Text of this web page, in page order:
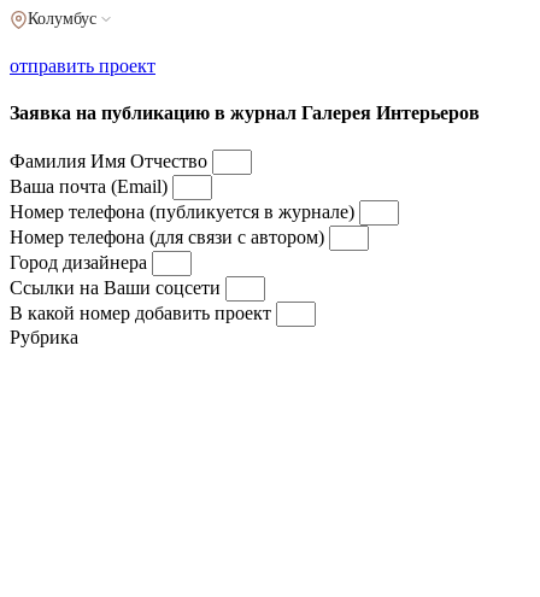
Колумбус
отправить проект
Заявка на публикацию в журнал Галерея Интерьеров
Фамилия Имя Отчество
Ваша почта (Email)
Номер телефона (публикуется в журнале)
Номер телефона (для связи с автором)
Город дизайнера
Ссылки на Ваши соцсети
В какой номер добавить проект
Рубрика